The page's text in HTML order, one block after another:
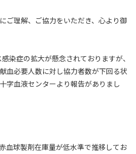
ご理解、ご協力をいただき、心より御
染症の拡大が懸念されておりますが、
血必要人数に対し協力者数が下回る状
字血液センターより報告がありまし
血球製剤在庫量が低水準で推移してお